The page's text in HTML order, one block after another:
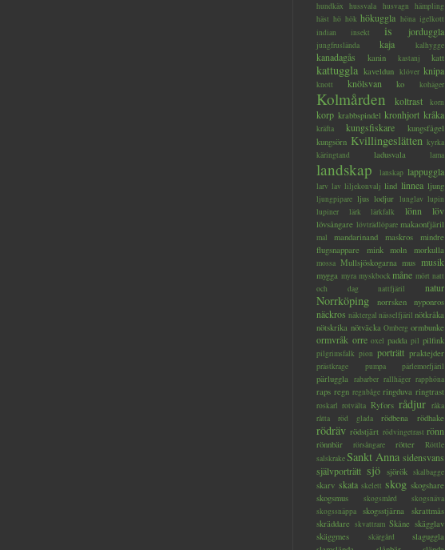
hundkäx
hussvala husvagn
hämpling
häst hö hök hökuggla höna igelkott
indian
insekt is jorduggla
jungfruslända kaja kalhygge
kanadagås kanin kastanj katt
kattuggla kaveldun klöver knipa
knott knölsvan ko kohäger
Kolmården koltrast korn
korp krabbspindel kronhjort kråka
kräfta kungsfiskare
kungsfågel
kungsörn Kvillingeslätten kyrka
käringtand
ladusvala lama
landskap lanskap lappuggla
larv lav liljekonvalj lind linnea ljung
ljungpipare ljus lodjur lunglav lupin
lupiner
lärk lärkfalk lönn löv
lövsångare lövträdlöpare makaonfjäril
mal mandarinand maskros
mindre
flugsnappare
mink moln morkulla
mossa Mullsjöskogarna mus musik
mygga myra myskbock måne mört natt
och dag
nattfjäril natur
Norrköping norrsken nyponros
näckros näktergal nässelfjäril nötkråka
nötskrika nötväcka Omberg ormbunke
ormvråk orre oxel padda pil pilfink
pilgrimsfalk pion porträtt praktejder
prästkrage pumpa pärlemorfjäril
pärluggla rabarber rallhäger rapphöna
raps regn regnbåge ringduva ringtrast
roskarl rotvälta Ryfors rådjur råka
råtta
röd glada rödbena rödhake
rödräv rödstjärt rödvingetrast rönn
rönnbär rörsångare rötter
Röttle
salskrakeSankt Anna sidensvans
självporträtt sjö sjörök skalbagge
skarv skata skelett skog skogshare
skogsmus
skogsmård
skogsnäva
skogssnäppa
skogsstjärna
skrattmås
skräddare skvattram Skåne skägglav
skäggmes
skärgård
slaguggla